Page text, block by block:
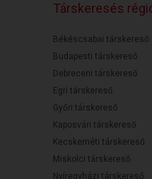
Társkeresés
Békéscsabai társkereső
Budapesti társkereső
Debreceni társkereső
Egri társkereső
Győri társkereső
Kaposvári társkereső
Kecskeméti társkereső
Miskolci társkereső
Nyíregyházi társkereső